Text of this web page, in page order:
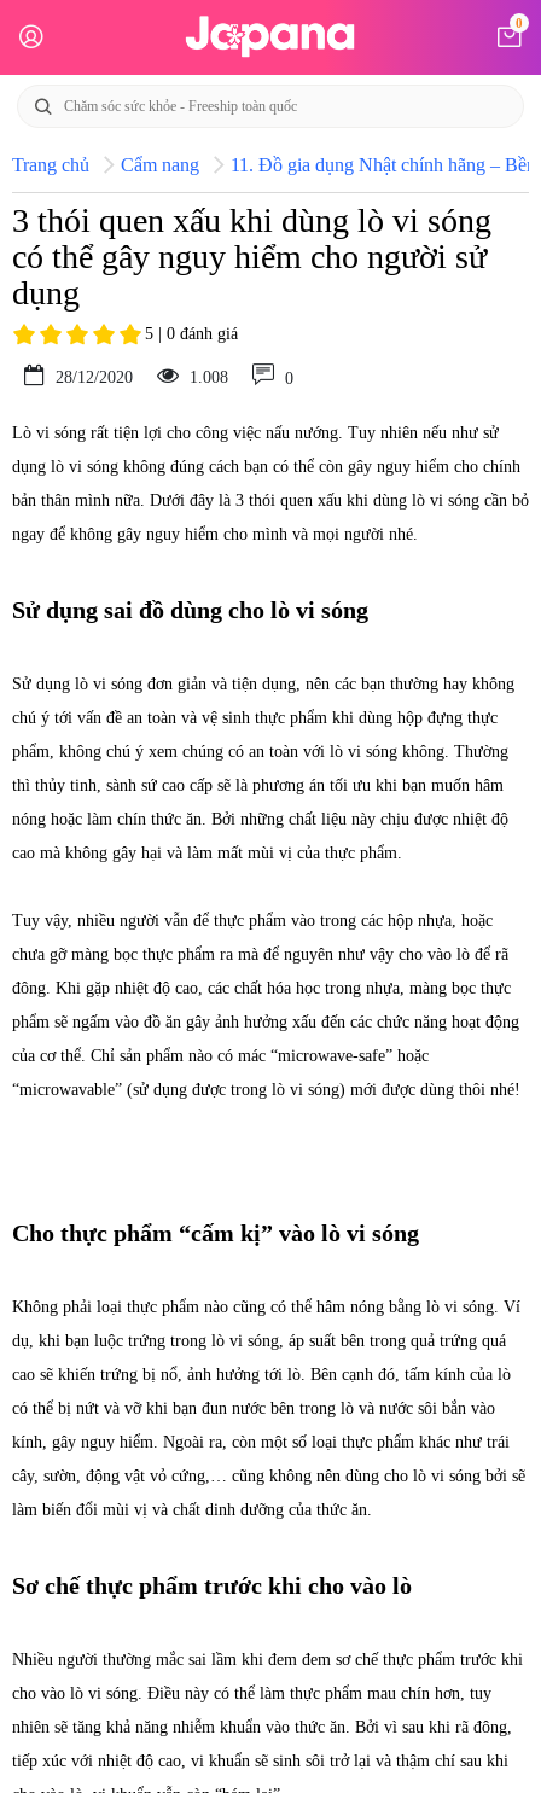
0
Trang chủ Cẩm nang 11. Đồ gia dụng Nhật chính hãng –
3 thói quen xấu khi dùng lò vi sóng
có thể gây nguy hiểm cho người sử
dụng
5 | 0 đánh giá
28/12/2020 1.008 0
Lò vi sóng rất tiện lợi cho công việc nấu nướng. Tuy nhiên nếu như sử
dụng lò vi sóng không đúng cách bạn có thể còn gây nguy hiểm cho chính
bản thân mình nữa. Dưới đây là 3 thói quen xấu khi dùng lò vi sóng cần bỏ
ngay để không gây nguy hiểm cho mình và mọi người nhé.
Sử dụng sai đồ dùng cho lò vi sóng
Sử dụng lò vi sóng đơn giản và tiện dụng, nên các bạn thường hay không
chú ý tới vấn đề an toàn và vệ sinh thực phẩm khi dùng hộp đựng thực
phẩm, không chú ý xem chúng có an toàn với lò vi sóng không. Thường
thì thủy tinh, sành sứ cao cấp sẽ là phương án tối ưu khi bạn muốn hâm
nóng hoặc làm chín thức ăn. Bởi những chất liệu này chịu được nhiệt độ
cao mà không gây hại và làm mất mùi vị của thực phẩm.
Tuy vậy, nhiều người vẫn để thực phẩm vào trong các hộp nhựa, hoặc
chưa gỡ màng bọc thực phẩm ra mà để nguyên như vậy cho vào lò để rã
đông. Khi gặp nhiệt độ cao, các chất hóa học trong nhựa, màng bọc thực
phẩm sẽ ngấm vào đồ ăn gây ảnh hưởng xấu đến các chức năng hoạt động
của cơ thể. Chỉ sản phẩm nào có mác “microwave-safe” hoặc
“microwavable” (sử dụng được trong lò vi sóng) mới được dùng thôi nhé!
Cho thực phẩm “cấm kị” vào lò vi sóng
Không phải loại thực phẩm nào cũng có thể hâm nóng bằng lò vi sóng. Ví
dụ, khi bạn luộc trứng trong lò vi sóng, áp suất bên trong quả trứng quá
cao sẽ khiến trứng bị nổ, ảnh hưởng tới lò. Bên cạnh đó, tấm kính của lò
có thể bị nứt và vỡ khi bạn đun nước bên trong lò và nước sôi bắn vào
kính, gây nguy hiểm. Ngoài ra, còn một số loại thực phẩm khác như trái
cây, sườn, động vật vỏ cứng,… cũng không nên dùng cho lò vi sóng bởi sẽ
làm biến đổi mùi vị và chất dinh dưỡng của thức ăn.
Sơ chế thực phẩm trước khi cho vào lò
Nhiều người thường mắc sai lầm khi đem đem sơ chế thực phẩm trước khi
cho vào lò vi sóng. Điều này có thể làm thực phẩm mau chín hơn, tuy
nhiên sẽ tăng khả năng nhiễm khuẩn vào thức ăn. Bởi vì sau khi rã đông,
tiếp xúc với nhiệt độ cao, vi khuẩn sẽ sinh sôi trở lại và thậm chí sau khi